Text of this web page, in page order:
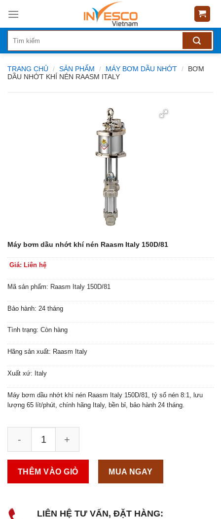
content
TRANG CHỦ / SẢN PHẨM / MÁY BƠM DẦU NHỚT /
BƠM
DẦU NHỚT KHÍ NÉN RAASM ITALY
Máy bơm dầu nhớt khí nén Raasm Italy 150D/81
Giá: Liên hệ
Mã sản phẩm: Raasm Italy 150D/81
Bảo hành: 24 tháng
Tình trạng: Còn hàng
Hãng sản xuất: Raasm Italy
Xuất xứ: Italy
Máy bơm dầu nhớt khí nén Raasm Italy 150D/81, tỷ số nén 8:1, lưu
lượng 65 lít/phút, chính hãng Italy, bền bỉ, bảo hành 24 tháng.
THÊM VÀO GIỎ MUA NGAY
LIÊN HỆ TƯ VẤN, ĐẶT HÀNG: